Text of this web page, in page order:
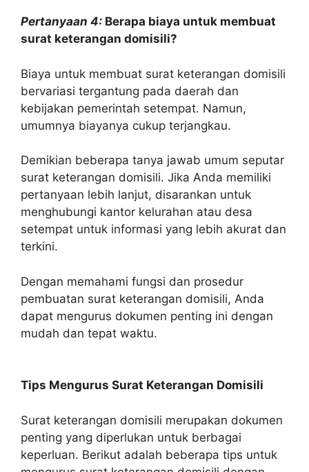
Pertanyaan 4: Berapa biaya untuk membuat
surat keterangan domisili?
Biaya untuk membuat surat keterangan domisili
bervariasi tergantung pada daerah dan
kebijakan pemerintah setempat. Namun,
umumnya biayanya cukup terjangkau.
Demikian beberapa tanya jawab umum seputar
surat keterangan domisili. Jika Anda memiliki
pertanyaan lebih lanjut, disarankan untuk
menghubungi kantor kelurahan atau desa
setempat untuk informasi yang lebih akurat dan
terkini.
Dengan memahami fungsi dan prosedur
pembuatan surat keterangan domisili, Anda
dapat mengurus dokumen penting ini dengan
mudah dan tepat waktu.
Tips Mengurus Surat Keterangan Domisili
Surat keterangan domisili merupakan dokumen
penting yang diperlukan untuk berbagai
keperluan. Berikut adalah beberapa tips untuk